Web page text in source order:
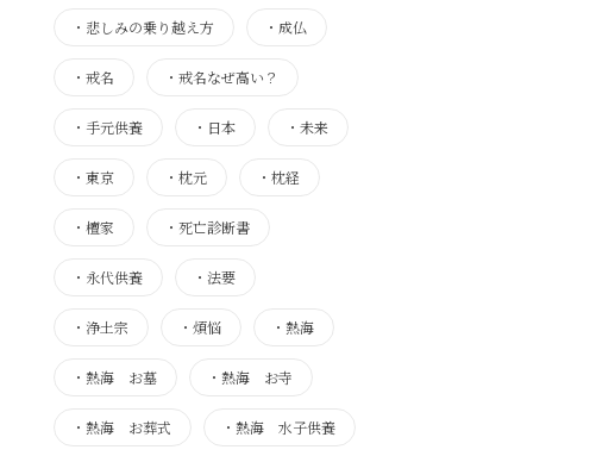
・ 悲しみの乗り越え方 ・ 成仏
・ 戒名 ・ 戒名なぜ高い？
・ 手元供養 ・ 日本 ・ 未来
・ 東京 ・ 枕元 ・ 枕経
・ 檀家 ・ 死亡診断書
・ 永代供養 ・ 法要
・ 浄土宗 ・ 煩悩 ・ 熱海
・ 熱海 お墓 ・ 熱海 お寺
・ 熱海 お葬式 ・ 熱海 水子供養